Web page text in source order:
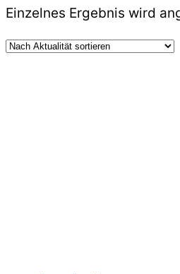
Einzelnes Ergebnis wird